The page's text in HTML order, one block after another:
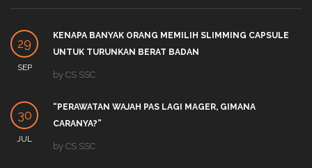
29
SEP
KENAPA BANYAK ORANG MEMILIH SLIMMING CAPSULE
UNTUK TURUNKAN BERAT BADAN
by CS SSC
30
JUL
“PERAWATAN WAJAH PAS LAGI MAGER, GIMANA
CARANYA?”
by CS SSC